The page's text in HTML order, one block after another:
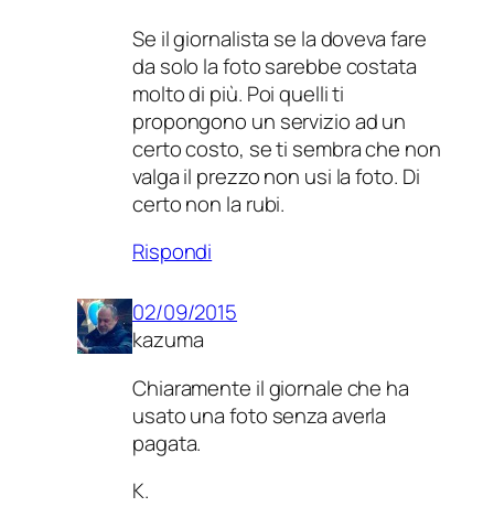
Se il giornalista se la doveva fare
da solo la foto sarebbe costata
molto di più. Poi quelli ti
propongono un servizio ad un
certo costo, se ti sembra che non
valga il prezzo non usi la foto. Di
certo non la rubi.
Rispondi
02/09/2015
kazuma
Chiaramente il giornale che ha
usato una foto senza averla
pagata.
K.